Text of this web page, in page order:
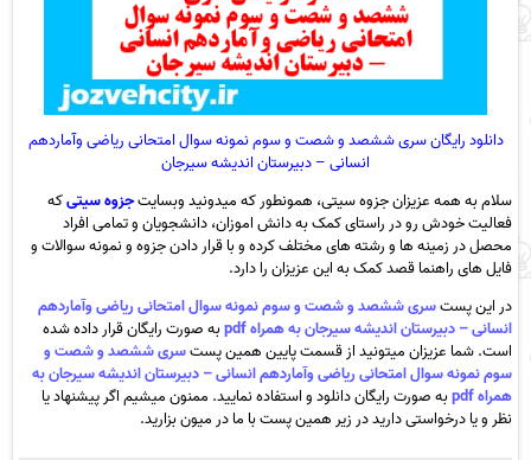
دانلود رایگان سری ششصد و شصت و سوم نمونه سوال امتحانی ریاضی وآماردهم
انسانی – دبیرستان اندیشه سیرجان
سلام به همه عزیزان جزوه سیتی، همونطور که میدونید وبسایتجزوه سیتیکه
فعالیت خودش رو در راستای کمک به دانش اموزان، دانشجویان و تمامی افراد
محصل در زمینه ها و رشته های مختلف کرده و با قرار دادن جزوه و نمونه سوالات و
فایل های راهنما قصد کمک به این عزیزان را دارد.
در این پستسری ششصد و شصت و سوم نمونه سوال امتحانی ریاضی وآماردهم
انسانی – دبیرستان اندیشه سیرجان به همراه pdf
به صورت رایگان قرار داده شده
است. شما عزیزان میتونید از قسمت پایین همین پستسری ششصد و شصت و
سوم نمونه سوال امتحانی ریاضی وآماردهم انسانی – دبیرستان اندیشه سیرجان به
همراه pdf
به صورت رایگان دانلود و استفاده نمایید. ممنون میشیم اگر پیشنهاد یا
نظر و یا درخواستی دارید در زیر همین پست با ما در میون بزارید.